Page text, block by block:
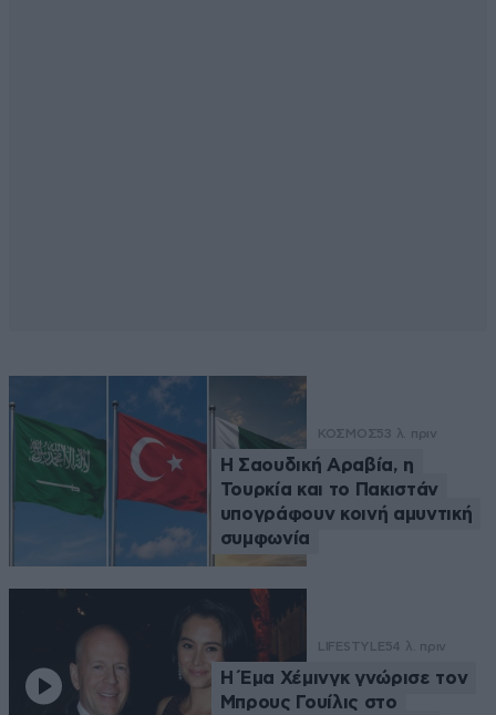
ΚΟΣΜΟΣ53 λ. πριν
Η Σαουδική Αραβία, η
Τουρκία και το Πακιστάν
υπογράφουν κοινή αμυντική
συμφωνία
LIFESTYLE54 λ. πριν
Η Έμα Χέμινγκ γνώρισε τον
Μπρους Γουίλις στο